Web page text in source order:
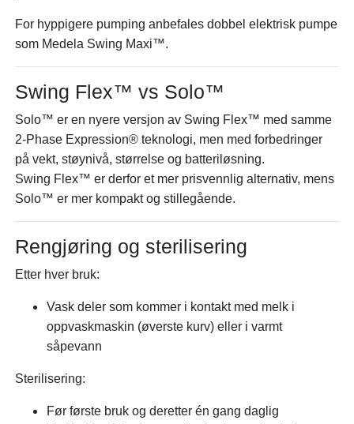
For hyppigere pumping anbefales dobbel elektrisk pumpe
som Medela Swing Maxi™.
Swing Flex™ vs Solo™
Solo™ er en nyere versjon av Swing Flex™ med samme
2-Phase Expression® teknologi, men med forbedringer
på vekt, støynivå, størrelse og batteriløsning.
Swing Flex™ er derfor et mer prisvennlig alternativ, mens
Solo™ er mer kompakt og stillegående.
Rengjøring og sterilisering
Etter hver bruk:
Vask deler som kommer i kontakt med melk i
oppvaskmaskin (øverste kurv) eller i varmt
såpevann
Sterilisering:
Før første bruk og deretter én gang daglig